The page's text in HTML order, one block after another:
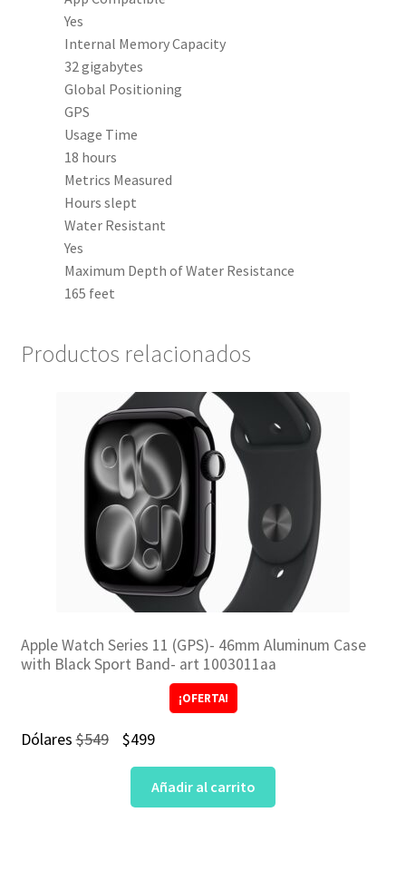
Yes
Internal Memory Capacity
32 gigabytes
Global Positioning
GPS
Usage Time
18 hours
Metrics Measured
Hours slept
Water Resistant
Yes
Maximum Depth of Water Resistance
165 feet
Productos relacionados
Apple Watch Series 11 (GPS)- 46mm Aluminum Case
with Black Sport Band- art 1003011aa
¡OFERTA!
Dólares$549
El
precio
original
$499El
precio
actual
Añadir al carrito